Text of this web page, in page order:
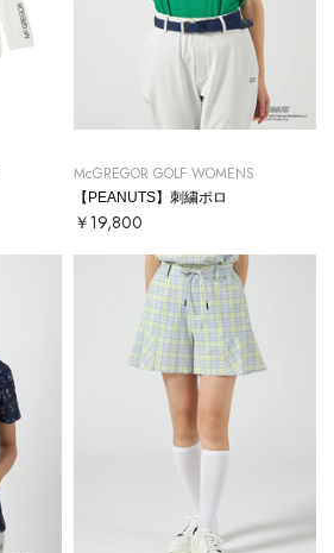
McGREGOR GOLF WOMENS
【PEANUTS】刺繍ポロ
￥19,800